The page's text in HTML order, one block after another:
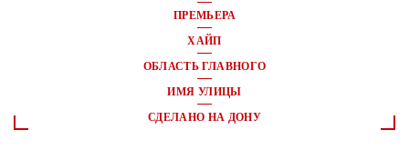
ПРЕМЬЕРА
ХАЙП
ОБЛАСТЬ ГЛАВНОГО
ИМЯ УЛИЦЫ
СДЕЛАНО НА ДОНУ